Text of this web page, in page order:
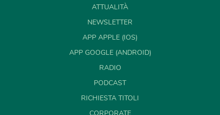
ATTUALITÀ
NEWSLETTER
APP APPLE (IOS)
APP GOOGLE (ANDROID)
RADIO
PODCAST
RICHIESTA TITOLI